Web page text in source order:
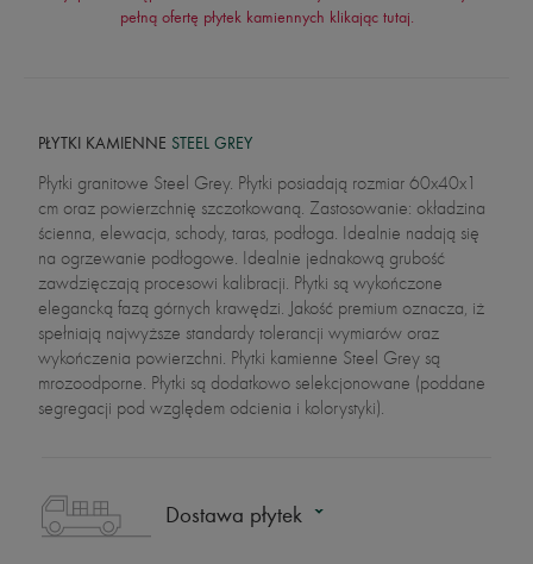
pełną ofertę płytek kamiennych klikając tutaj.
PŁYTKI KAMIENNE STEEL GREY
Płytki granitowe Steel Grey. Płytki posiadają rozmiar 60x40x1
cm oraz powierzchnię szczotkowaną. Zastosowanie: okładzina
ścienna, elewacja, schody, taras, podłoga. Idealnie nadają się
na ogrzewanie podłogowe. Idealnie jednakową grubość
zawdzięczają procesowi kalibracji. Płytki są wykończone
elegancką fazą górnych krawędzi. Jakość premium oznacza, iż
spełniają najwyższe standardy tolerancji wymiarów oraz
wykończenia powierzchni. Płytki kamienne Steel Grey są
mrozoodporne. Płytki są dodatkowo selekcjonowane (poddane
segregacji pod względem odcienia i kolorystyki).
Dostawa płytek